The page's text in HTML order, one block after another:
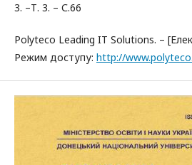
3. –Т. 3. – С.66
Polyteco Leading IT Solutions. –
Режим доступу: http://